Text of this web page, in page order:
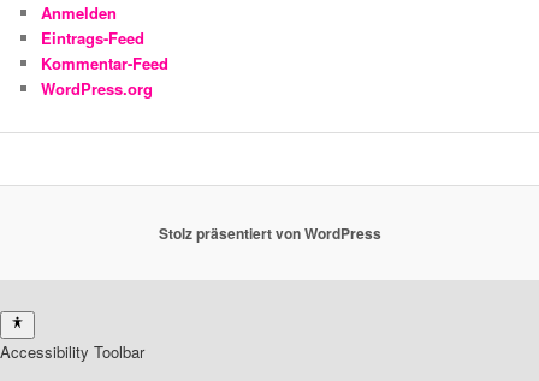
Anmelden
Eintrags-Feed
Kommentar-Feed
WordPress.org
Stolz präsentiert von WordPress
Accessibility Toolbar